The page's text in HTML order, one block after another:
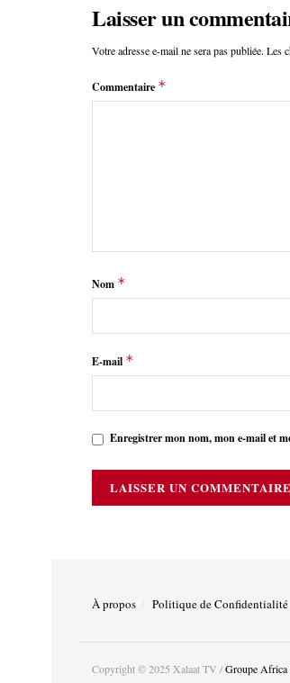
Laisser un
Votre adresse e-mail ne sera pas publiée. Les
Commentaire *
Nom *
E-mail *
Enregistrer mon nom, mon e-mail et
À propos Politique de Confidentialité
Copyright © 2025 Xalaat TV /Groupe